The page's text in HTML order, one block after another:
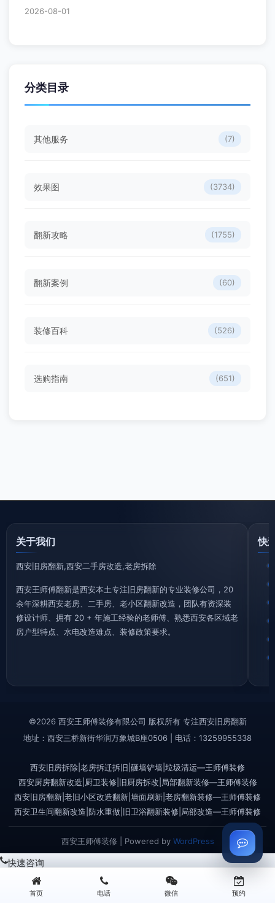
2026-08-01
分类目录
其他服务 (7)
效果图 (3734)
翻新攻略 (1755)
翻新案例 (60)
装修百科 (526)
选购指南 (651)
关于我们
西安旧房翻新,西安二手房改造,老房拆除
西安王师傅翻新是西安本土专注旧房翻新的专业装修公司，20
余年深耕西安老房、二手房、老小区翻新改造，团队有资深装
修设计师、拥有 20 + 年施工经验的老师傅、熟悉西安各区域老
房户型特点、水电改造难点、装修政策要求。
快
©2026 西安王师傅装修有限公司 版权所有 专注西安旧房翻新
地址：西安三桥新街华润万象城B座0506 | 电话：13259955338
西安旧房拆除|老房拆迁拆旧|砸墙铲墙|垃圾清运—王师傅装修
西安厨房翻新改造|厨卫装修|旧厨房拆改|局部翻新装修—王师傅装修
西安旧房翻新|老旧小区改造翻新|墙面刷新|老房翻新装修—王师傅装修
西安卫生间翻新改造|防水重做|旧卫浴翻新装修|局部改造—王师傅装修
西安王师傅装修 | Powered by WordPress
首页 电话 微信 预约
快速咨询